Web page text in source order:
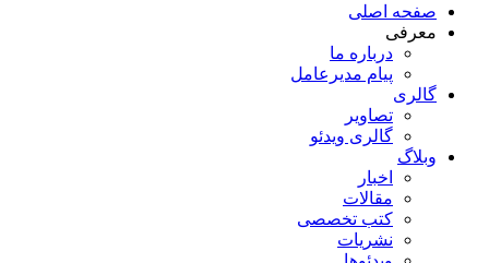
صفحه اصلی
معرفی
درباره ما
پیام مدیرعامل
گالری
تصاویر
گالری ویدئو
وبلاگ
اخبار
مقالات
کتب تخصصی
نشریات